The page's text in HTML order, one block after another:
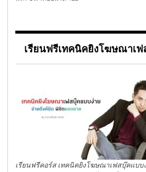
เรียนฟรีเทคนิคยิงโฆษณาเ
เรียนฟรีคอร์ส เทคนิคยิงโฆษณาเฟสบุ๊คแบบ